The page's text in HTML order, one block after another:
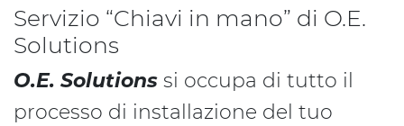
Servizio “Chiavi in mano” di O.E.
Solutions
O.E. Solutions si occupa di tutto il
processo di installazione del tuo